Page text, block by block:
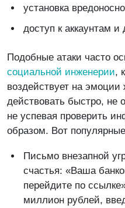
установка
доступ к аккаунтам
Подобные атаки часто
социальной инженерии,
воздействует на эмоции
действовать быстро, не
не успевая проверить
образом. Вот
Письмо внезапной
счастья: «Ваша
перейдите по
миллион рублей,